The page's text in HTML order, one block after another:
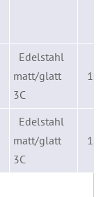
Edelstahl
matt/glatt
3C
1,5
Edelstahl
matt/glatt
3C
1,5